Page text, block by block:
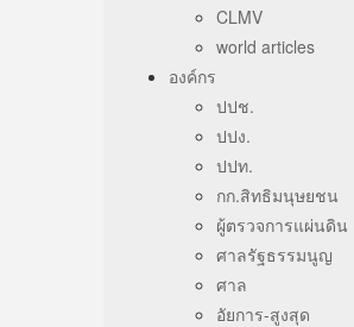
CLMV
world articles
องค์กร
ปปช.
ปปง.
ปปท.
กก.สิทธิมนุษยชน
ผู้ตรวจการแผ่นดิน
ศาลรัฐธรรมนูญ
ศาล
อัยการ-สูงสุด